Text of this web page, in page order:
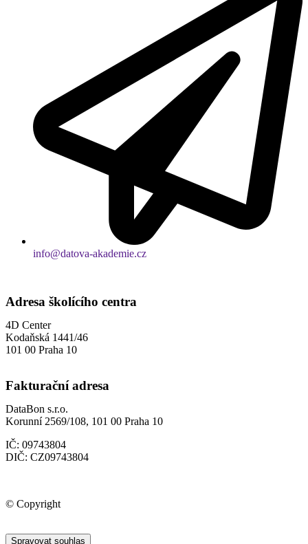
info@datova-akademie.cz
Adresa školícího centra
4D Center
Kodaňská 1441/46
101 00 Praha 10
Fakturační adresa
DataBon s.r.o.
Korunní 2569/108, 101 00 Praha 10
IČ: 09743804
DIČ: CZ09743804
© Copyright
Spravovat souhlas